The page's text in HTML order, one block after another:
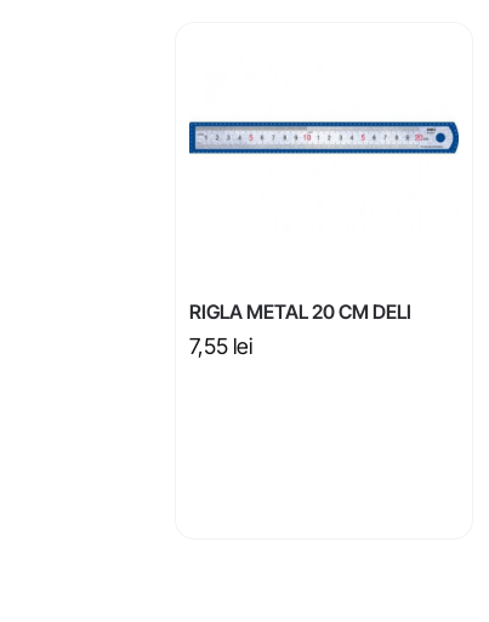
RIGLA METAL 20 CM DELI
7,55 lei